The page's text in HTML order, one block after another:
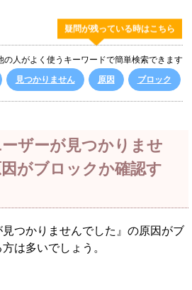
疑問が残っている時はこちら
の人がよく使うキーワードで簡単検索できます
見つかりません 原因 ブロック
ザーが見つかりませ
がブロックか確認す
つかりませんでした』の原因がブ
は多いでしょう。